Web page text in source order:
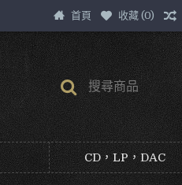
首頁 收藏 (0)
CD，LP，DAC